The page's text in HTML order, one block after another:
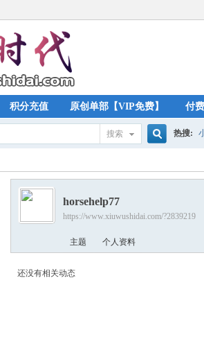
积分充值 原创单部【VIP免费】 付
搜索
索
热搜:
horsehelp77
https://www.xiuwushidai.com/?2839219
主题 个人资料
还没有相关动态